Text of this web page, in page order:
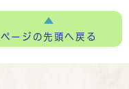
ページの先頭へ戻る